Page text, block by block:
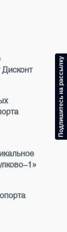
1»
Подпишитесь на рассылку